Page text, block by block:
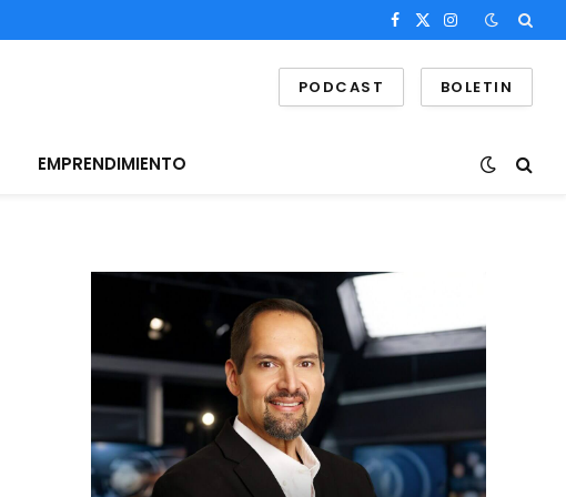
Facebook
X
Instagram
PODCAST BOLETIN
EMPRENDIMIENTO